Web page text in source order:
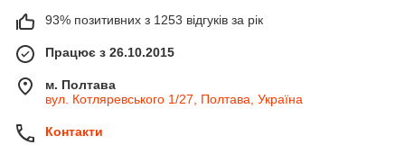
93% позитивних з 1253 відгуків за рік
Працює з 26.10.2015
м. Полтава
вул. Котляревського 1/27, Полтава, Україна
Контакти